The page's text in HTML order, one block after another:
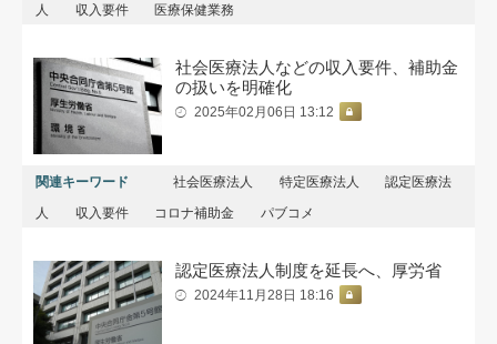
人
収入要件 医療保健業務
社会医療法人などの収入要件、補助金
の扱いを明確化
2025年02月06日 13:12
関連キーワード 社会医療法人 特定医療法人
認定医療法
人
収入要件 コロナ補助金 パブコメ
認定医療法人制度を延長へ、厚労省
2024年11月28日 18:16